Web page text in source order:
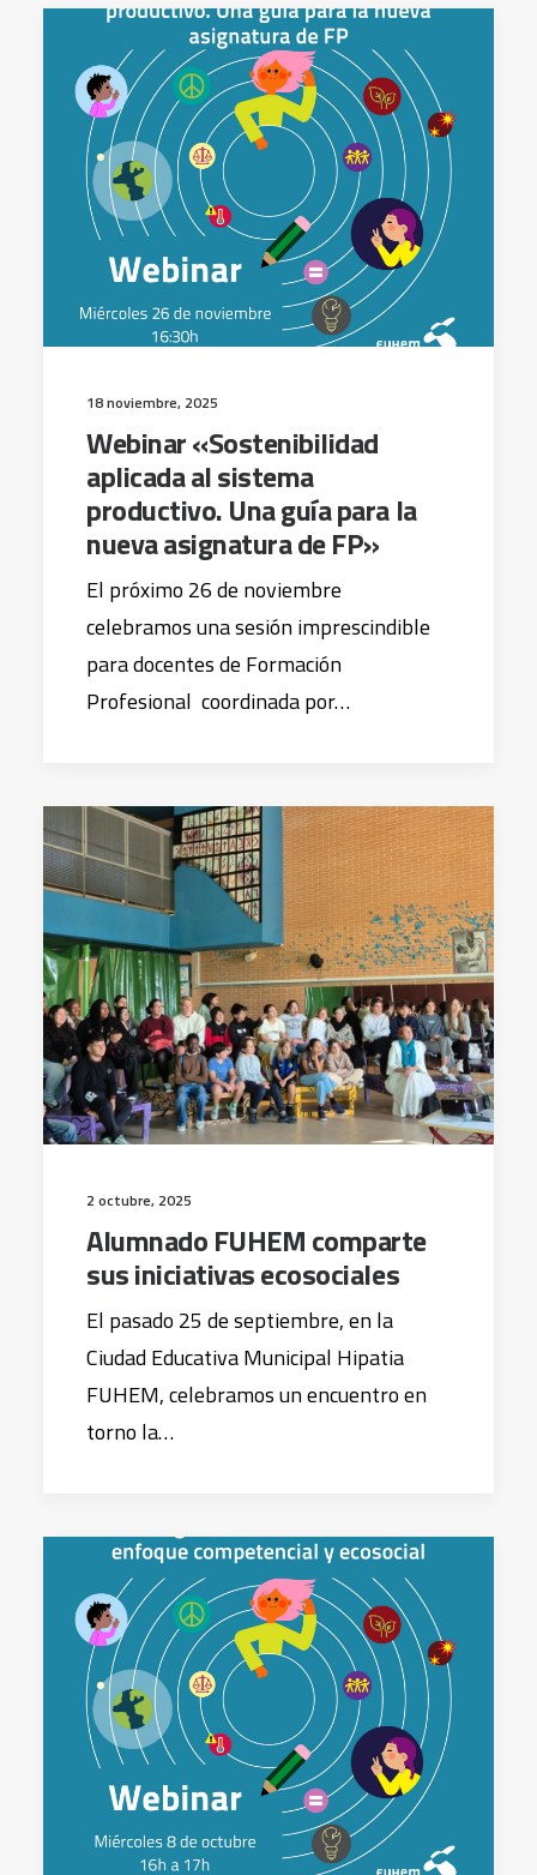
18 noviembre, 2025
Webinar «Sostenibilidad
aplicada al sistema
productivo. Una guía para la
nueva asignatura de FP»
El próximo 26 de noviembre
celebramos una sesión imprescindible
para docentes de Formación
Profesional coordinada por…
2 octubre, 2025
Alumnado FUHEM comparte
sus iniciativas ecosociales
El pasado 25 de septiembre, en la
Ciudad Educativa Municipal Hipatia
FUHEM, celebramos un encuentro en
torno la…